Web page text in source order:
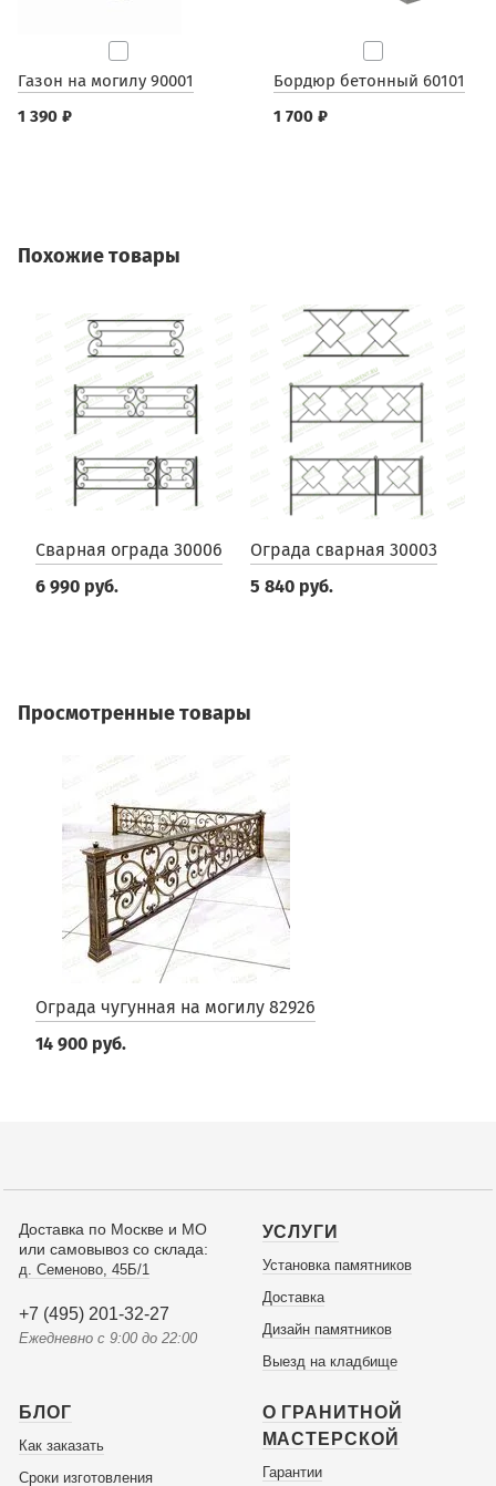
Газон на могилу 90001
1 390 ₽
Бордюр бетонный 60101
1 700 ₽
Похожие товары
Cварная ограда 30006
6 990 руб.
Ограда сварная 30003
5 840 руб.
Просмотренные товары
Ограда чугунная на могилу 82926
14 900 руб.
Доставка по Москве и МО
или самовывоз со склада:
д. Семеново, 45Б/1
+7 (495) 201-32-27
Ежедневно с 9:00 до 22:00
УСЛУГИ
Установка памятников
Доставка
Дизайн памятников
Выезд на кладбище
БЛОГ
Как заказать
Сроки изготовления
О ГРАНИТНОЙ
МАСТЕРСКОЙ
Гарантии